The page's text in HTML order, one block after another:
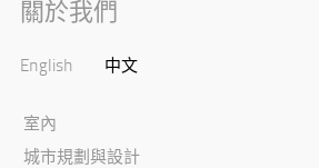
關於我們
English 中文
室內
城市規劃與設計